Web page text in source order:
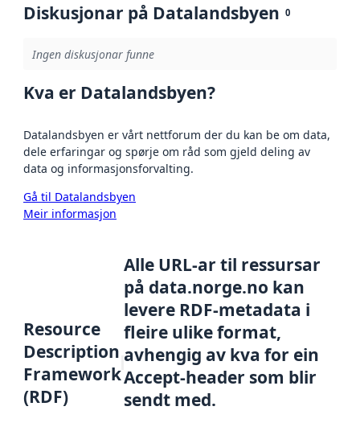
Diskusjonar på Datalandsbyen 0
Ingen diskusjonar funne
Kva er Datalandsbyen?
Datalandsbyen er vårt nettforum der du kan be om data,
dele erfaringar og spørje om råd som gjeld deling av
data og informasjonsforvalting.
Gå til Datalandsbyen
Meir informasjon
Resource
Description
Framework
(RDF)
Alle URL-ar til ressursar
på data.norge.no kan
levere RDF-metadata i
fleire ulike format,
avhengig av kva for ein
Accept-header som blir
sendt med.